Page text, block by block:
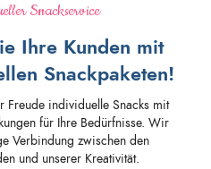
Snackservice
Ihre Kunden mit
Snackpaketen!
Freude individuelle Snacks mit
für Ihre Bedürfnisse. Wir
Verbindung zwischen den
und unserer Kreativität.